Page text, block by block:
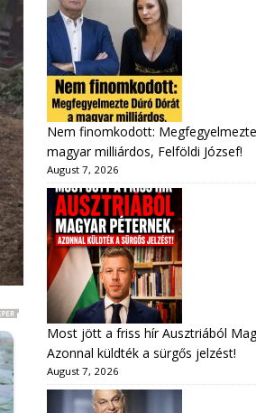
Nem finomkodott:
magyar milliárdos, Felföldi József!
August 7, 2026
Most jött a friss hír Ausztriából
Azonnal küldték a sürgős jelzést!
August 7, 2026